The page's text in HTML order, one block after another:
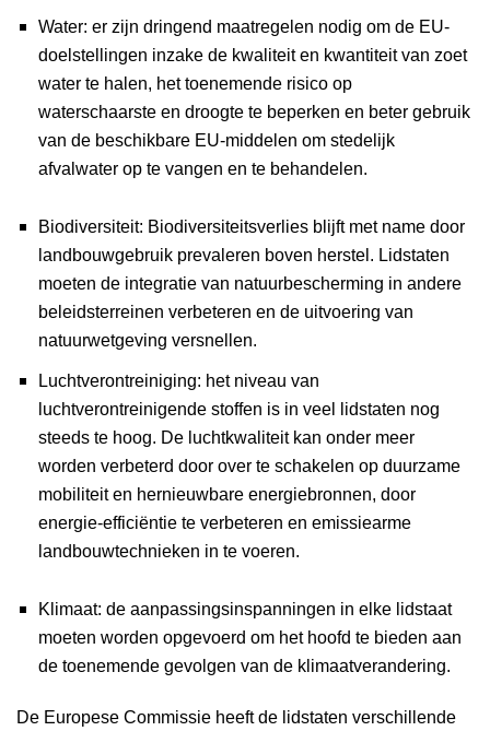
Water: er zijn dringend maatregelen nodig om de EU-
doelstellingen inzake de kwaliteit en kwantiteit van zoet
water te halen, het toenemende risico op
waterschaarste en droogte te beperken en beter gebruik
van de beschikbare EU-middelen om stedelijk
afvalwater op te vangen en te behandelen.
Biodiversiteit: Biodiversiteitsverlies blijft met name door
landbouwgebruik prevaleren boven herstel. Lidstaten
moeten de integratie van natuurbescherming in andere
beleidsterreinen verbeteren en de uitvoering van
natuurwetgeving versnellen.
Luchtverontreiniging: het niveau van
luchtverontreinigende stoffen is in veel lidstaten nog
steeds te hoog. De luchtkwaliteit kan onder meer
worden verbeterd door over te schakelen op duurzame
mobiliteit en hernieuwbare energiebronnen, door
energie-efficiëntie te verbeteren en emissiearme
landbouwtechnieken in te voeren.
Klimaat: de aanpassingsinspanningen in elke lidstaat
moeten worden opgevoerd om het hoofd te bieden aan
de toenemende gevolgen van de klimaatverandering.
De Europese Commissie heeft de lidstaten verschillende